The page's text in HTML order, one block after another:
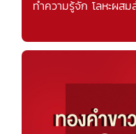
ทำความรู้จัก โลหะผสม